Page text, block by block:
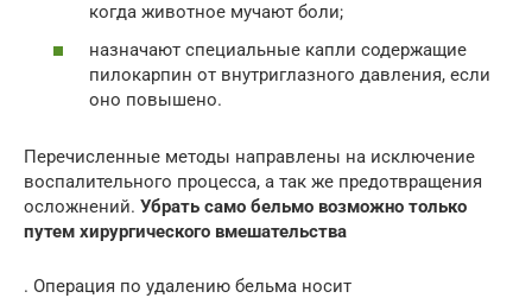
когда животное мучают боли;
назначают специальные капли содержащие
пилокарпин от внутриглазного давления, если
оно повышено.
Перечисленные методы направлены на исключение
воспалительного процесса, а так же предотвращения
осложнений. Убрать само бельмо возможно только
путем хирургического вмешательства
. Операция по удалению бельма носит